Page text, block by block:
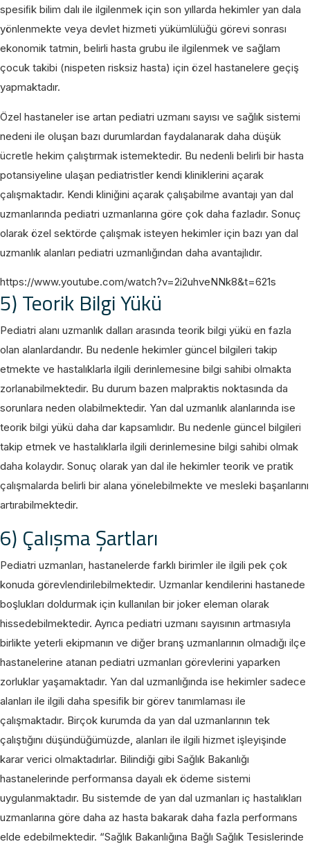
spesiﬁk bilim dalı ile ilgilenmek için son yıllarda hekimler yan dala
yönlenmekte veya devlet hizmeti yükümlülüğü görevi sonrası
ekonomik tatmin, belirli hasta grubu ile ilgilenmek ve sağlam
çocuk takibi (nispeten risksiz hasta) için özel hastanelere geçiş
yapmaktadır.
Özel hastaneler ise artan pediatri uzmanı sayısı ve sağlık sistemi
nedeni ile oluşan bazı durumlardan faydalanarak daha düşük
ücretle hekim çalıştırmak istemektedir. Bu nedenli belirli bir hasta
potansiyeline ulaşan pediatristler kendi kliniklerini açarak
çalışmaktadır. Kendi kliniğini açarak çalışabilme avantajı yan dal
uzmanlarında pediatri uzmanlarına göre çok daha fazladır. Sonuç
olarak özel sektörde çalışmak isteyen hekimler için bazı yan dal
uzmanlık alanları pediatri uzmanlığından daha avantajlıdır.
https://www.youtube.com/watch?v=2i2uhveNNk8&t=621s
5) Teorik Bilgi Yükü
Pediatri alanı uzmanlık dalları arasında teorik bilgi yükü en fazla
olan alanlardandır. Bu nedenle hekimler güncel bilgileri takip
etmekte ve hastalıklarla ilgili derinlemesine bilgi sahibi olmakta
zorlanabilmektedir. Bu durum bazen malpraktis noktasında da
sorunlara neden olabilmektedir. Yan dal uzmanlık alanlarında ise
teorik bilgi yükü daha dar kapsamlıdır. Bu nedenle güncel bilgileri
takip etmek ve hastalıklarla ilgili derinlemesine bilgi sahibi olmak
daha kolaydır. Sonuç olarak yan dal ile hekimler teorik ve pratik
çalışmalarda belirli bir alana yönelebilmekte ve mesleki başarılarını
artırabilmektedir.
6) Çalışma Şartları
Pediatri uzmanları, hastanelerde farklı birimler ile ilgili pek çok
konuda görevlendirilebilmektedir. Uzmanlar kendilerini hastanede
boşlukları doldurmak için kullanılan bir joker eleman olarak
hissedebilmektedir. Ayrıca pediatri uzmanı sayısının artmasıyla
birlikte yeterli ekipmanın ve diğer branş uzmanlarının olmadığı ilçe
hastanelerine atanan pediatri uzmanları görevlerini yaparken
zorluklar yaşamaktadır. Yan dal uzmanlığında ise hekimler sadece
alanları ile ilgili daha spesiﬁk bir görev tanımlaması ile
çalışmaktadır. Birçok kurumda da yan dal uzmanlarının tek
çalıştığını düşündüğümüzde, alanları ile ilgili hizmet işleyişinde
karar verici olmaktadırlar. Bilindiği gibi Sağlık Bakanlığı
hastanelerinde performansa dayalı ek ödeme sistemi
uygulanmaktadır. Bu sistemde de yan dal uzmanları iç hastalıkları
uzmanlarına göre daha az hasta bakarak daha fazla performans
elde edebilmektedir. “Sağlık Bakanlığına Bağlı Sağlık Tesislerinde